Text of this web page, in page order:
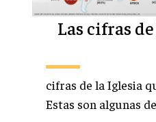
Las cifras
cifras de la Iglesia
Estas son algunas